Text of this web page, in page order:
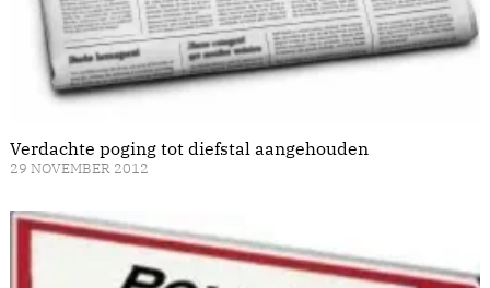
Verdachte poging tot diefstal aangehouden
29 NOVEMBER 2012